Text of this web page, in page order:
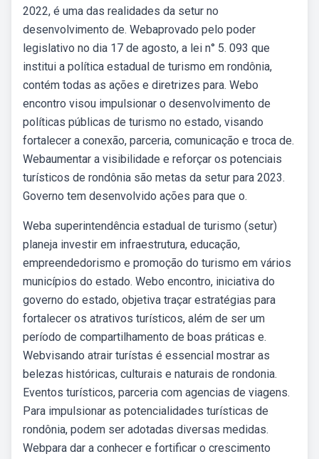
2022, é uma das realidades da setur no
desenvolvimento de. Webaprovado pelo poder
legislativo no dia 17 de agosto, a lei n° 5. 093 que
institui a política estadual de turismo em rondônia,
contém todas as ações e diretrizes para. Webo
encontro visou impulsionar o desenvolvimento de
políticas públicas de turismo no estado, visando
fortalecer a conexão, parceria, comunicação e troca de.
Webaumentar a visibilidade e reforçar os potenciais
turísticos de rondônia são metas da setur para 2023.
Governo tem desenvolvido ações para que o.
Weba superintendência estadual de turismo (setur)
planeja investir em infraestrutura, educação,
empreendedorismo e promoção do turismo em vários
municípios do estado. Webo encontro, iniciativa do
governo do estado, objetiva traçar estratégias para
fortalecer os atrativos turísticos, além de ser um
período de compartilhamento de boas práticas e.
Webvisando atrair turístas é essencial mostrar as
belezas históricas, culturais e naturais de rondonia.
Eventos turísticos, parceria com agencias de viagens.
Para impulsionar as potencialidades turísticas de
rondônia, podem ser adotadas diversas medidas.
Webpara dar a conhecer e fortificar o crescimento